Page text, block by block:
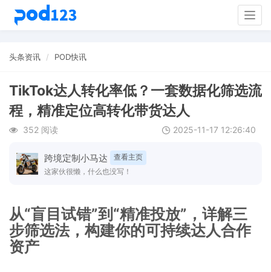
头条资讯 POD快讯
TikTok达人转化率低？一套数据化筛选流
程，精准定位高转化带货达人
352 阅读 2025-11-17 12:26:40
跨境定制小马达
查看主页
这家伙很懒，什么也没写！
从“盲目试错”到“精准投放”，详解三
步筛选法，构建你的可持续达人合作
资产